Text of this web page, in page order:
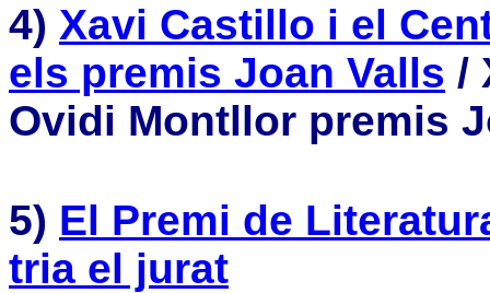
4) Xavi Castillo i el
els premis Joan Valls /
Ovidi Montllor premis
5) El Premi de
tria el jurat